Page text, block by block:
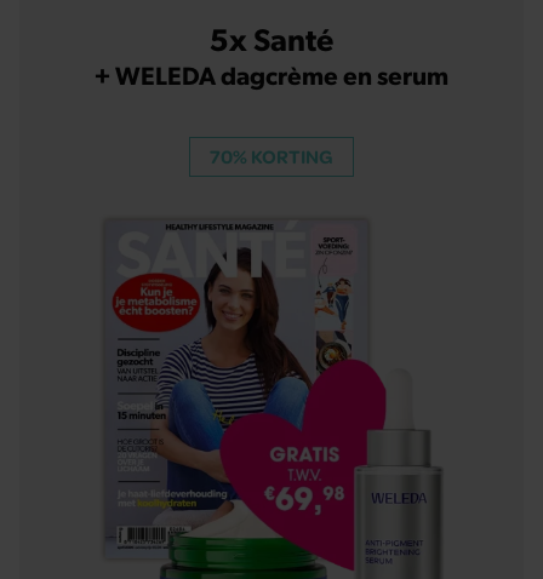
5x Santé
+ WELEDA dagcrème en serum
70% KORTING